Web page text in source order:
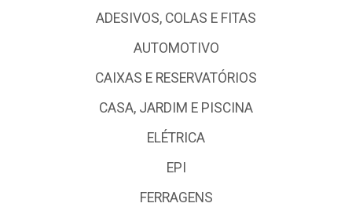
ADESIVOS, COLAS E FITAS
AUTOMOTIVO
CAIXAS E RESERVATÓRIOS
CASA, JARDIM E PISCINA
ELÉTRICA
EPI
FERRAGENS